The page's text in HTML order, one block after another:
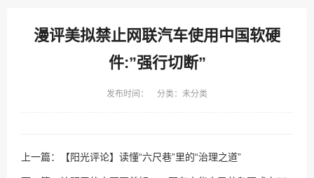
漫评美拟禁止网联汽车使用中国软硬
件:”强行切断”
发布时间： 分类：未分类
上一篇： 【阳光评论】读懂“六尺巷”里的“治理之道”